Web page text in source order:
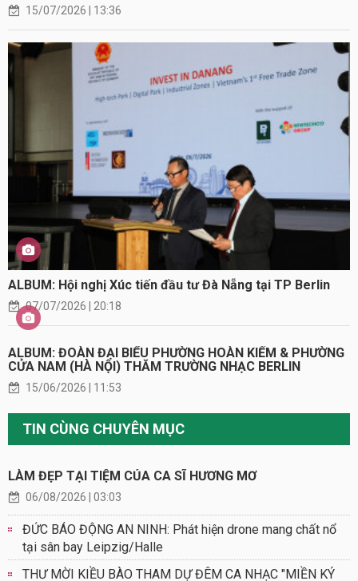
15/07/2026 | 13:36
ALBUM: Hội nghị Xúc tiến đầu tư Đà Nẵng tại TP Berlin
07/07/2026 | 20:18
ALBUM: ĐOÀN ĐẠI BIỂU PHƯỜNG HOÀN KIẾM & PHƯỜNG
CỬA NAM (HÀ NỘI) THĂM TRƯỜNG NHẠC BERLIN
15/06/2026 | 11:53
TIN CÙNG CHUYÊN MỤC
LÀM ĐẸP TẠI TIỆM CỦA CA SĨ HƯƠNG MƠ
06/08/2026 | 03:03
ĐỨC BÁO ĐỘNG AN NINH: Phát hiện drone mang chất nổ
tại sân bay Leipzig/Halle
THƯ MỜI KIỀU BÀO THAM DỰ ĐÊM CA NHẠC "MIỀN KÝ